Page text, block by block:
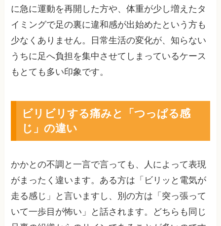
に急に運動を再開した方や、体重が少し増えたタ
イミングで足の裏に違和感が出始めたという方も
少なくありません。日常生活の変化が、知らない
うちに足へ負担を集中させてしまっているケース
もとても多い印象です。
ビリビリする痛みと「つっぱる感
じ」の違い
かかとの不調と一言で言っても、人によって表現
がまったく違います。ある方は「ビリッと電気が
走る感じ」と言いますし、別の方は「突っ張って
いて一歩目が怖い」と話されます。どちらも同じ